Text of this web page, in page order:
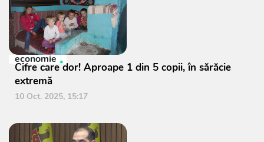
economie
Cifre care dor! Aproape 1 din 5 copii, în sărăcie
extremă
10 Oct. 2025, 15:17